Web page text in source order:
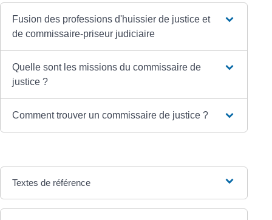
Fusion des professions d'huissier de justice et
de commissaire-priseur judiciaire
Quelle sont les missions du commissaire de
justice ?
Comment trouver un commissaire de justice ?
Textes de référence